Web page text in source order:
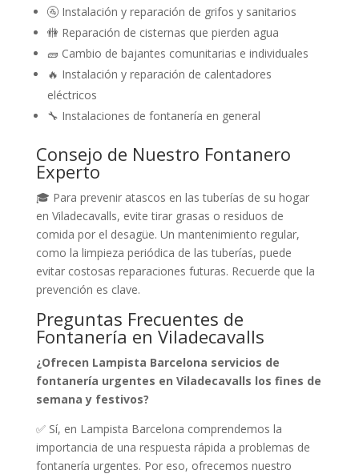
🚰 Instalación y reparación de grifos y sanitarios
🚻 Reparación de cisternas que pierden agua
🧱 Cambio de bajantes comunitarias e individuales
🔥 Instalación y reparación de calentadores
eléctricos
🔧 Instalaciones de fontanería en general
Consejo de Nuestro Fontanero
Experto
🎓 Para prevenir atascos en las tuberías de su hogar
en Viladecavalls, evite tirar grasas o residuos de
comida por el desagüe. Un mantenimiento regular,
como la limpieza periódica de las tuberías, puede
evitar costosas reparaciones futuras. Recuerde que la
prevención es clave.
Preguntas Frecuentes de
Fontanería en Viladecavalls
¿Ofrecen Lampista Barcelona servicios de
fontanería urgentes en Viladecavalls los fines de
semana y festivos?
✅ Sí, en Lampista Barcelona comprendemos la
importancia de una respuesta rápida a problemas de
fontanería urgentes. Por eso, ofrecemos nuestro